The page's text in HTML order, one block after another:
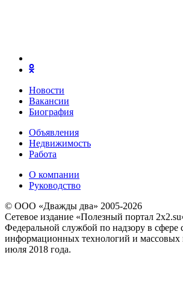
Новости
Вакансии
Биография
Объявления
Недвижимость
Работа
О компании
Руководство
© ООО «Дважды два» 2005-2026
Сетевое издание «Полезный портал
Федеральной службой по надзору в сфере
информационных технологий и
июля 2018 года.